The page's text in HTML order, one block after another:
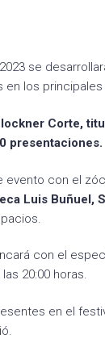
se
en los
Corte,
presentaciones.
con el
Luis Buñuel,
con el
20:00 horas.
en el